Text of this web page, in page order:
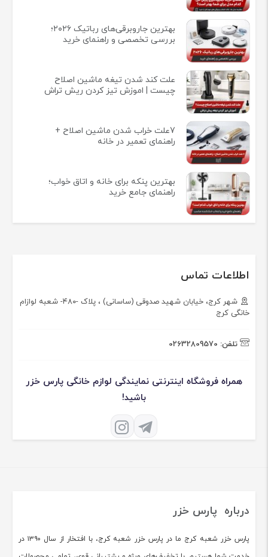
بهترین جاروبرقی‌های رباتیک ۲۰۲۶؛
بررسی تخصصی و راهنمای خرید
علت کند شدن تیغه ماشین اصلاح
چیست | اموزش تیز کردن ریش تراش
7علت خراب شدن ماشین اصلاح +
راهنمای تعمیر در خانه
بهترین پنکه برای خانه و اتاق خواب؛
راهنمای جامع خرید
اطلاعات تماس
شهر کرج، خیابان شهید صدوقی (ساسانی) ، پلاک -۴۸۰- شعبه لوازام
خانگی کرج
تلفن: 02632809570
همراه فروشگاه اینترنتی نمایندگی لوازم خانگی پارس خزر
باشید!
درباره پارس خزر
پارس خزر شعبه کرج ما در پارس خزر شعبه کرج، با افتخار از سال ۱۳۹۰ در